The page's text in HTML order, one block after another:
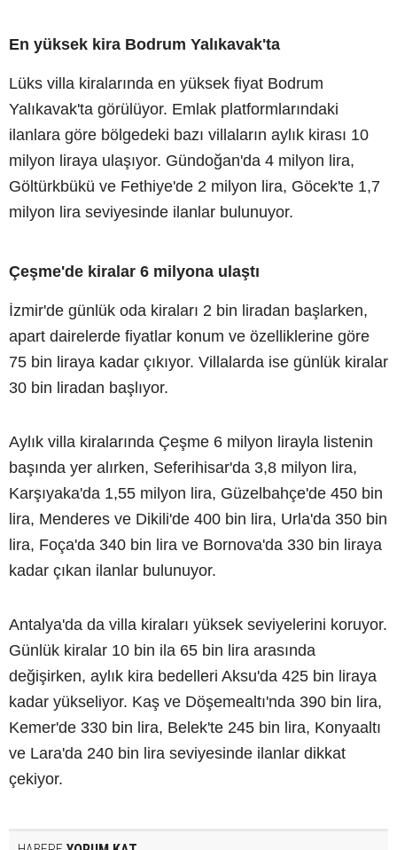
En yüksek kira Bodrum Yalıkavak'ta
Lüks villa kiralarında en yüksek fiyat Bodrum
Yalıkavak'ta görülüyor. Emlak platformlarındaki
ilanlara göre bölgedeki bazı villaların aylık kirası 10
milyon liraya ulaşıyor. Gündoğan'da 4 milyon lira,
Göltürkbükü ve Fethiye'de 2 milyon lira, Göcek'te 1,7
milyon lira seviyesinde ilanlar bulunuyor.
Çeşme'de kiralar 6 milyona ulaştı
İzmir'de günlük oda kiraları 2 bin liradan başlarken,
apart dairelerde fiyatlar konum ve özelliklerine göre
75 bin liraya kadar çıkıyor. Villalarda ise günlük kiralar
30 bin liradan başlıyor.
Aylık villa kiralarında Çeşme 6 milyon lirayla listenin
başında yer alırken, Seferihisar'da 3,8 milyon lira,
Karşıyaka'da 1,55 milyon lira, Güzelbahçe'de 450 bin
lira, Menderes ve Dikili'de 400 bin lira, Urla'da 350 bin
lira, Foça'da 340 bin lira ve Bornova'da 330 bin liraya
kadar çıkan ilanlar bulunuyor.
Antalya'da da villa kiraları yüksek seviyelerini koruyor.
Günlük kiralar 10 bin ila 65 bin lira arasında
değişirken, aylık kira bedelleri Aksu'da 425 bin liraya
kadar yükseliyor. Kaş ve Döşemealtı'nda 390 bin lira,
Kemer'de 330 bin lira, Belek'te 245 bin lira, Konyaaltı
ve Lara'da 240 bin lira seviyesinde ilanlar dikkat
çekiyor.